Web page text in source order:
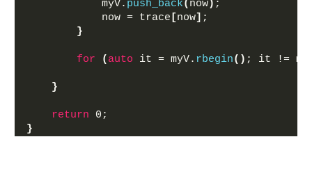
            myV.
push_back( now) ;
            now = trace
[now] ;
}
for ( auto it = myV. rbegin() ; it !=
}
return 0;
}